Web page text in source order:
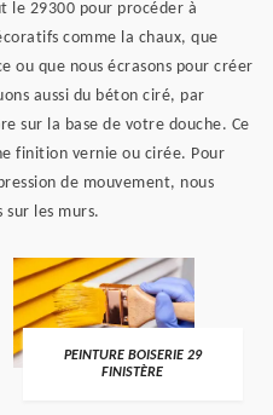
le 29300 pour procéder à
comme la chaux, que
ou que nous écrasons pour créer
aussi du béton ciré, par
sur la base de votre douche. Ce
finition vernie ou cirée. Pour
de mouvement, nous
sur les murs.
PEINTURE BOISERIE 29
FINISTÈRE